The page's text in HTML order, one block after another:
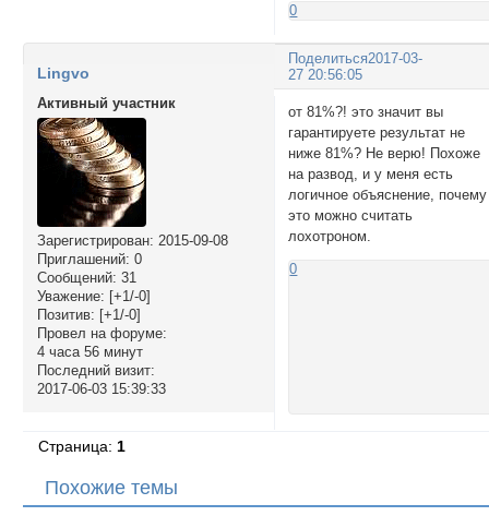
0
Поделиться2017-03-
27 20:56:05
Lingvo
Активный участник
Зарегистрирован: 2015-09-08
Приглашений: 0
Сообщений: 31
Уважение: [+1/-0]
Позитив: [+1/-0]
Провел на форуме:
4 часа 56 минут
Последний визит:
2017-06-03 15:39:33
от 81%?! это значит вы
гарантируете результат не
ниже 81%? Не верю! Похоже
на развод, и у меня есть
логичное объяснение, почему
это можно считать
лохотроном.
0
Страница:1
Похожие темы